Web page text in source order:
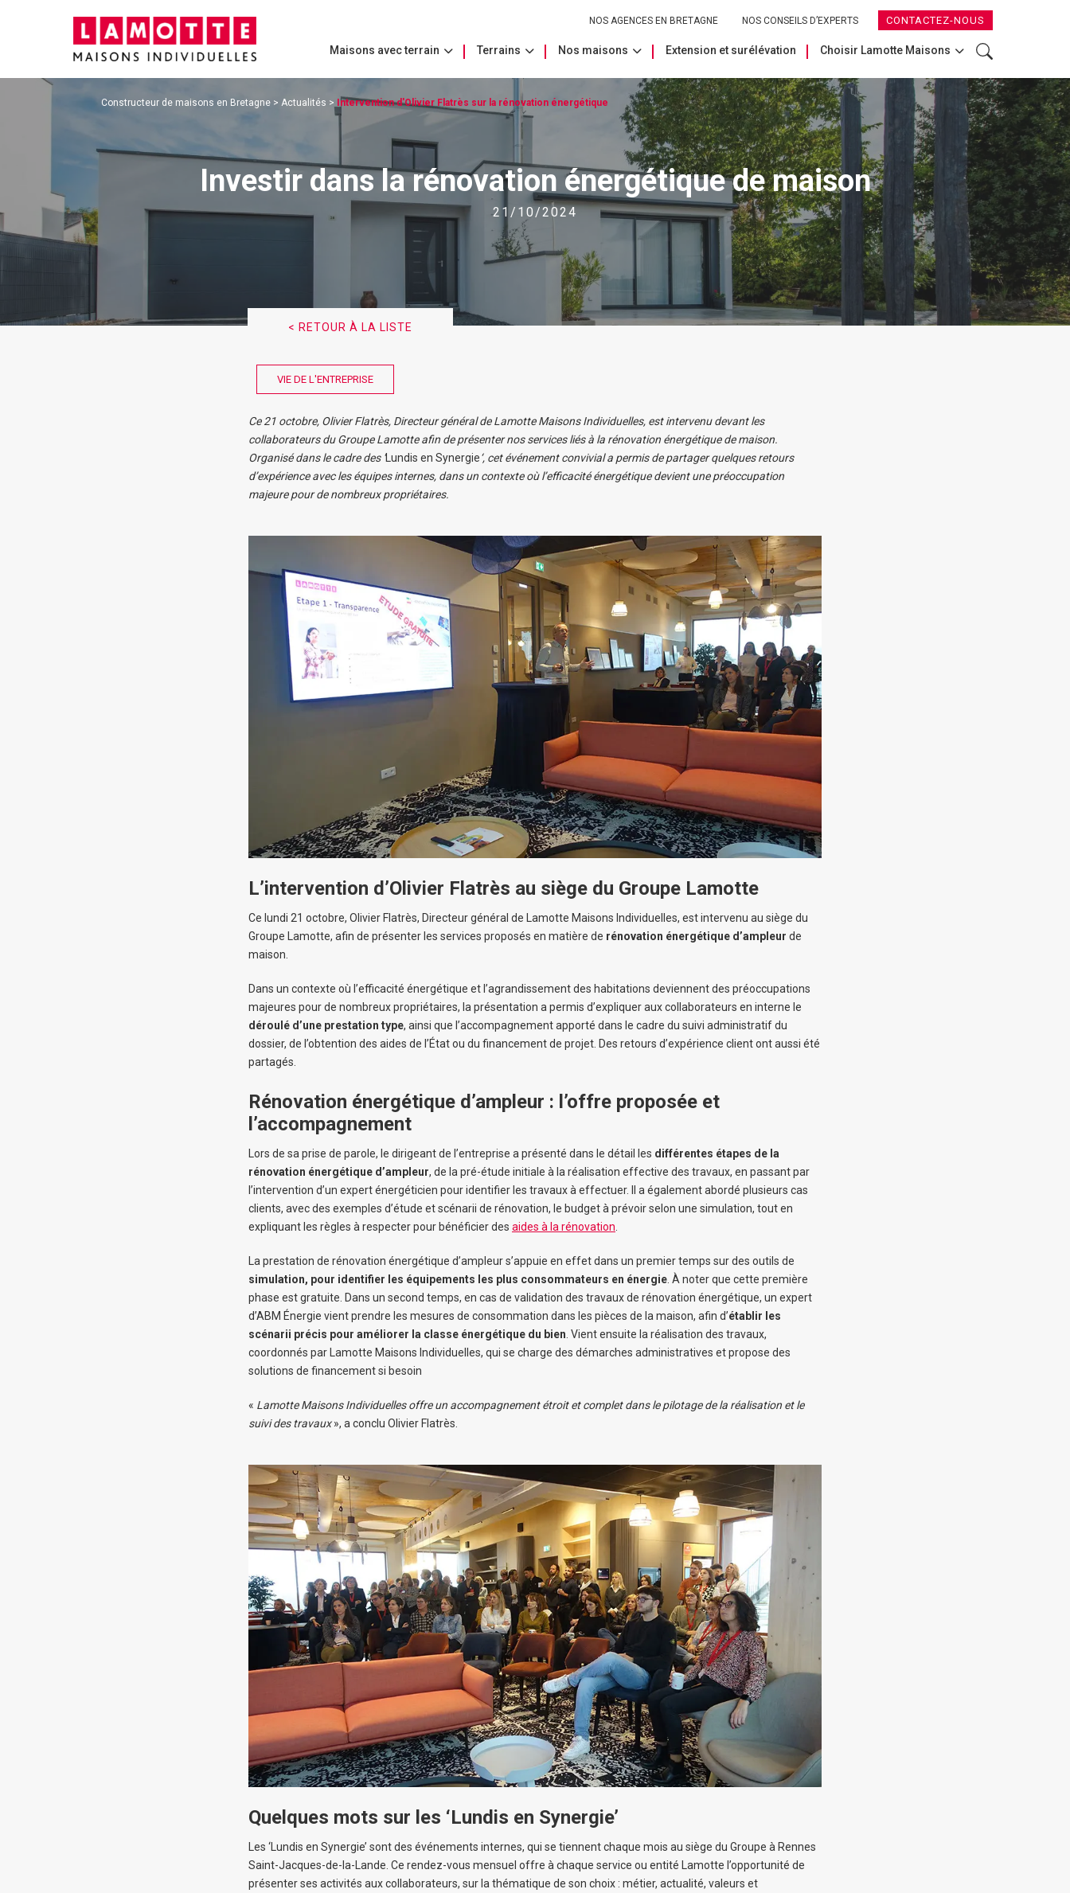
NOS AGENCES EN BRETAGNE NOS CONSEILS D’EXPERTS CONTACTEZ-NOUS
Maisons avec terrain Terrains Nos maisons Extension et surélévation Choisir Lamotte Maisons
Constructeur de maisons en Bretagne > Actualités > Intervention d'Olivier Flatrès sur la rénovation énergétique
Investir dans la rénovation énergétique de maison
21/10/2024
< RETOUR À LA LISTE
VIE DE L'ENTREPRISE
Ce 21 octobre, Olivier Flatrès, Directeur général de Lamotte Maisons Individuelles, est intervenu devant les
collaborateurs du Groupe Lamotte afin de présenter nos services liés à la rénovation énergétique de maison.
Organisé dans le cadre des ‘Lundis en Synergie‘, cet événement convivial a permis de partager quelques retours
d’expérience avec les équipes internes, dans un contexte où l’efficacité énergétique devient une préoccupation
majeure pour de nombreux propriétaires.
L’intervention d’Olivier Flatrès au siège du Groupe Lamotte
Ce lundi 21 octobre, Olivier Flatrès, Directeur général de Lamotte Maisons Individuelles, est intervenu au siège du
Groupe Lamotte, afin de présenter les services proposés en matière de rénovation énergétique d’ampleur de
maison.
Dans un contexte où l’efficacité énergétique et l’agrandissement des habitations deviennent des préoccupations
majeures pour de nombreux propriétaires, la présentation a permis d’expliquer aux collaborateurs en interne le
déroulé d’une prestation type, ainsi que l’accompagnement apporté dans le cadre du suivi administratif du
dossier, de l’obtention des aides de l’État ou du financement de projet. Des retours d’expérience client ont aussi été
partagés.
Rénovation énergétique d’ampleur : l’offre proposée et
l’accompagnement
Lors de sa prise de parole, le dirigeant de l’entreprise a présenté dans le détail les différentes étapes de la
rénovation énergétique d’ampleur, de la pré-étude initiale à la réalisation effective des travaux, en passant par
l’intervention d’un expert énergéticien pour identifier les travaux à effectuer. Il a également abordé plusieurs cas
clients, avec des exemples d’étude et scénarii de rénovation, le budget à prévoir selon une simulation, tout en
expliquant les règles à respecter pour bénéficier des aides à la rénovation
La prestation de rénovation énergétique d’ampleur s’appuie en effet dans un premier temps sur des outils de
simulation, pour identifier les équipements les plus consommateurs en énergie . À noter que cette première
phase est gratuite. Dans un second temps, en cas de validation des travaux de rénovation énergétique, un expert
d’ABM Énergie vient prendre les mesures de consommation dans les pièces de la maison, afin d’établir les
scénarii précis pour améliorer la classe énergétique du bien . Vient ensuite la réalisation des travaux,
coordonnés par Lamotte Maisons Individuelles, qui se charge des démarches administratives et propose des
solutions de financement si besoin
« Lamotte Maisons Individuelles offre un accompagnement étroit et complet dans le pilotage de la réalisation et le
suivi des travaux», a conclu Olivier Flatrès.
Quelques mots sur les ‘Lundis en Synergie’
Les ‘Lundis en Synergie’ sont des événements internes, qui se tiennent chaque mois au siège du Groupe à Rennes
Saint-Jacques-de-la-Lande. Ce rendez-vous mensuel offre à chaque service ou entité Lamotte l’opportunité de
présenter ses activités aux collaborateurs, sur la thématique de son choix : métier, actualité, valeurs et